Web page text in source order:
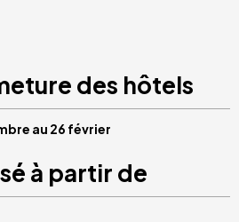
des hôtels
au 26 février
à partir de